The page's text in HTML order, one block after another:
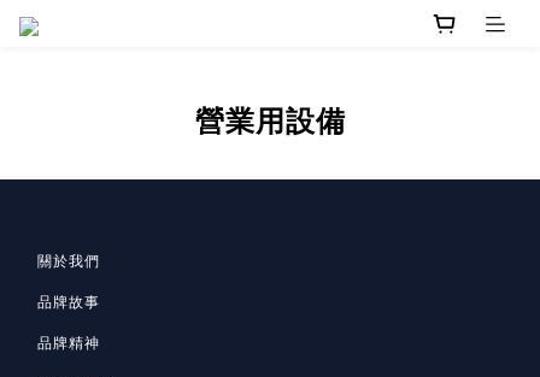
營業用設備
關於我們
品牌故事
品牌精神